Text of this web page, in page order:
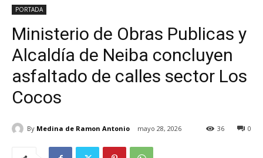
PORTADA
Ministerio de Obras Publicas y
Alcaldía de Neiba concluyen
asfaltado de calles sector Los
Cocos
By Medina de Ramon Antonio mayo 28, 2026 0
36